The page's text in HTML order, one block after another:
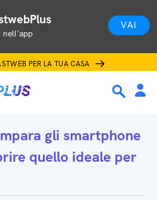
nell'app
VAI
PER LA TUA CASA
gli smartphone
quello ideale per